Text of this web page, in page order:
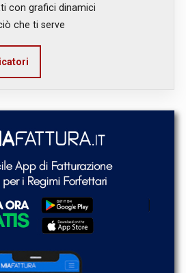
con grafici dinamici
che ti serve